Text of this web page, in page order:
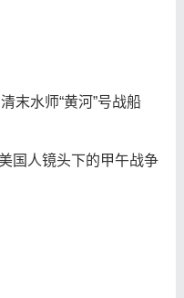
清末水师“黄河”号战船